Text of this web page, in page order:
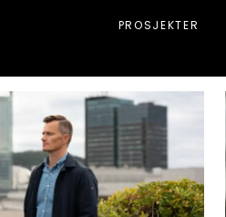
PROSJEKTER